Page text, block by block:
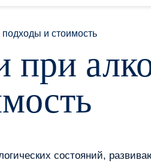
и стоимость
при
состояний,